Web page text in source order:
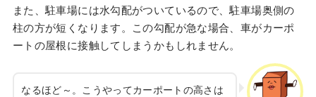
また、駐車場には水勾配がついているので、駐車場奥側の
柱の方が短くなります。この勾配が急な場合、車がカーポ
ートの屋根に接触してしまうかもしれません。
なるほど～。こうやってカーポートの高さは